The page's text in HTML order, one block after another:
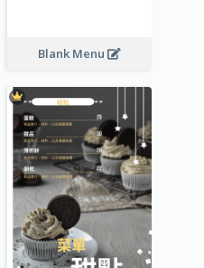
Blank Menu